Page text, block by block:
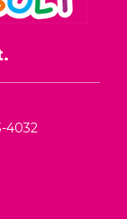
4032